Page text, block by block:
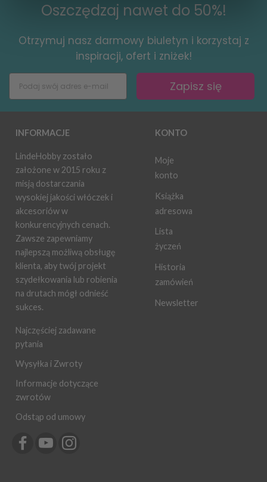
Oszczędzaj nawet do 50%!
Otrzymuj nasz darmowy biuletyn i korzystaj z
inspiracji, ofert i zniżek!
Zapisz się
INFORMACJE
LindeHobby zostało
założone w 2015 roku z
misją dostarczania
wysokiej jakości włóczek i
akcesoriów w
konkurencyjnych cenach.
Zawsze zapewniamy
najlepszą możliwą obsługę
klienta, aby twój projekt
szydełkowania lub robienia
na drutach mógł odnieść
sukces.
Najczęściej zadawane
pytania
Wysyłka i Zwroty
Informacje dotyczące
zwrotów
Odstąp od umowy
KONTO
Moje
konto
Książka
adresowa
Lista
życzeń
Historia
zamówień
Newsletter